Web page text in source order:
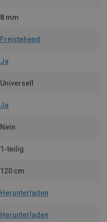
8 mm
Freistehend
Ja
Universell
Ja
Nein
1-teilig
120 cm
Herunterladen
Herunterladen